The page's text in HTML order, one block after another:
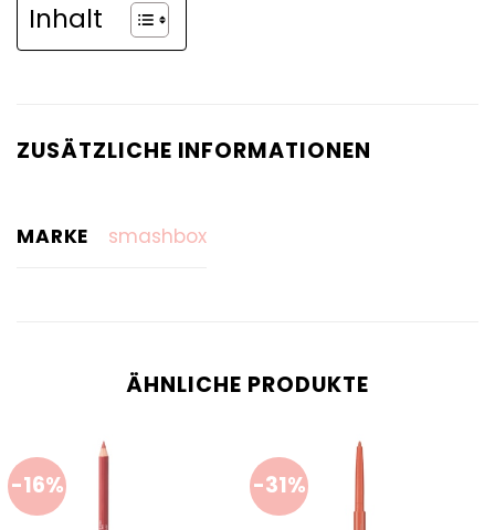
Inhalt
ZUSÄTZLICHE INFORMATIONEN
MARKE smashbox
ÄHNLICHE PRODUKTE
-16% -31%